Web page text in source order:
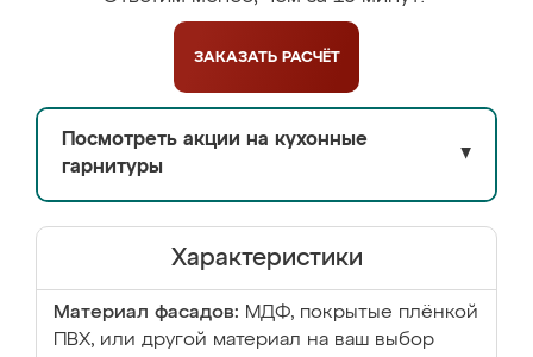
ЗАКАЗАТЬ РАСЧЁТ
Посмотреть акции на кухонные
гарнитуры
▼
Характеристики
Материал фасадов: МДФ, покрытые плёнкой
ПВХ, или другой материал на ваш выбор